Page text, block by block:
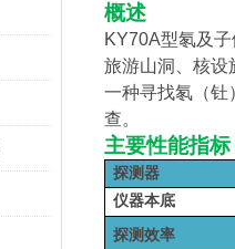
概述
KY70A型氡及子
旅游山洞、核设
一种寻找氡（钍
查。
主要性能指标
探测器
仪器本底
探测效率